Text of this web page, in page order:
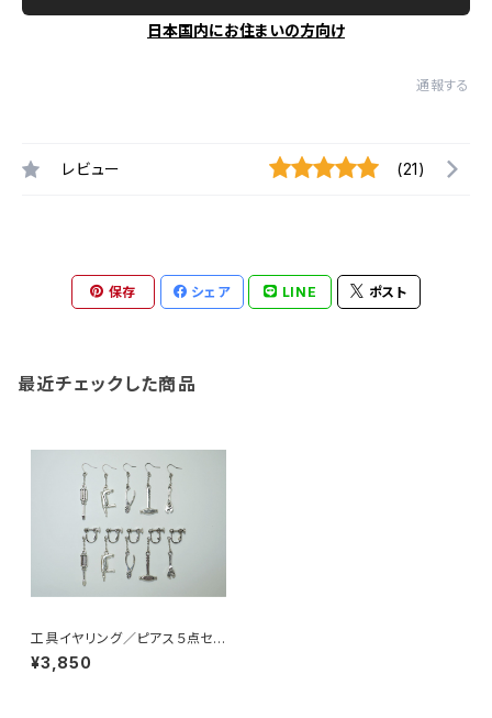
日本国内にお住まいの方向け
通報する
レビュー (21)
保存 シェア LINE ポスト
最近チェックした商品
工具イヤリング／ピアス５点セッ
ト <Ｂタイプ>
¥3,850